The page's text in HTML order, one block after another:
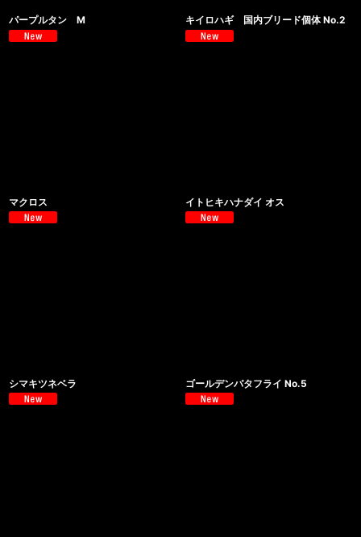
パープルタン M キイロハギ 国内ブリード個体 No.2
マクロス イトヒキハナダイ オス
シマキツネベラ ゴールデンバタフライ No.5